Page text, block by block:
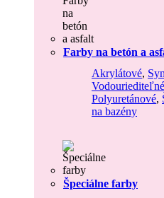
Farby na betón a
Akrylátové,
Vodouriediteľné
Polyuretánové,
na bazény
Špeciálne farby